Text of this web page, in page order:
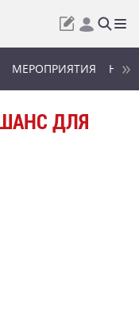
МЕРОПРИЯТИЯ
ДЛЯ